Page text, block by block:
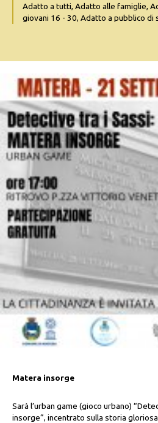
Matera insorge
Sarà l’urban game (gioco urbano)
insorge”, incentrato sulla storia
Adatto a tutti, Adatto alle famiglie,
giovani 16 - 30, Adatto a pubblico